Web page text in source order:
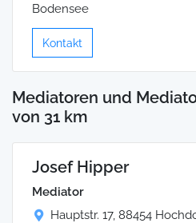
Bodensee
Kontakt
Mediatoren und
von 31 km
Josef Hipper
Mediator
Hauptstr. 17, 88454